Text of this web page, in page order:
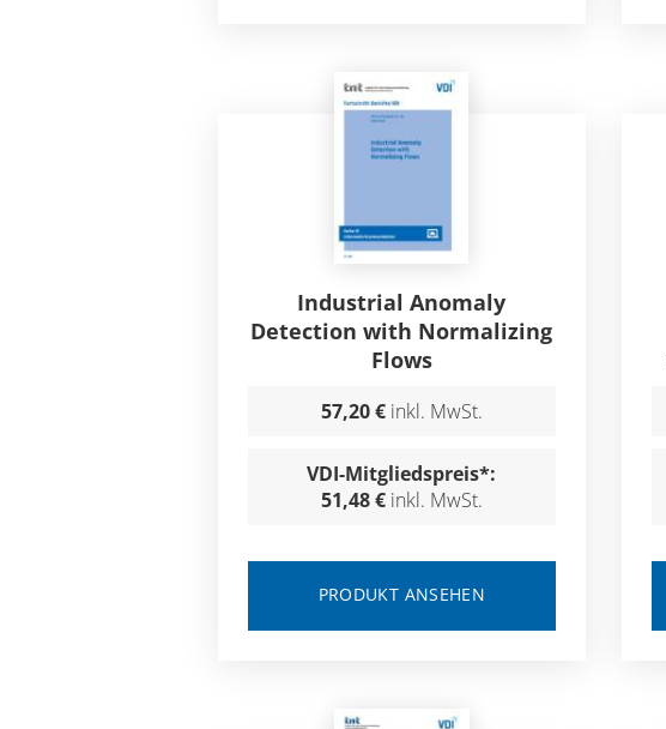
Industrial Anomaly
Detection with Normalizing
Flows
57,20 € inkl. MwSt.
VDI-Mitgliedspreis*:
51,48 € inkl. MwSt.
PRODUKT ANSEHEN